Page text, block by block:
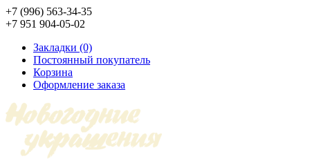
+7 (996) 563-34-35
+7 951 904-05-02
Закладки (0)
Постоянный покупатель
Корзина
Оформление заказа